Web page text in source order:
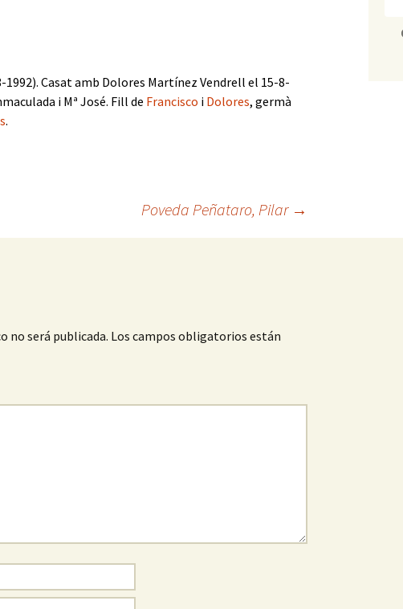
1992). Casat amb Dolores Martínez Vendrell el 15-8-
i Mª José. Fill de Francisco i Dolores, germà
.
Poveda Peñataro, Pilar →
no será publicada. Los campos obligatorios están